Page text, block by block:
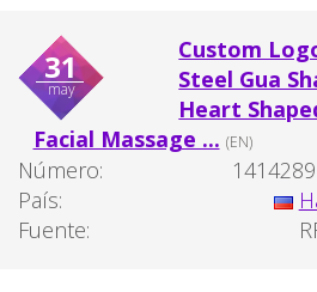
31
may
Custom
Steel Gua
Heart
Facial Massage ... (EN)
Número:
País:
Fuente: